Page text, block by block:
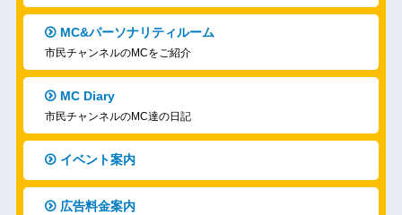
MC&パーソナリティルーム
市民チャンネルのMCをご紹介
MC Diary
市民チャンネルのMC達の日記
イベント案内
広告料金案内